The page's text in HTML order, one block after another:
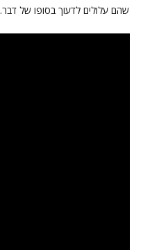
שהם עלולים לדעוך בסופו של דבר.